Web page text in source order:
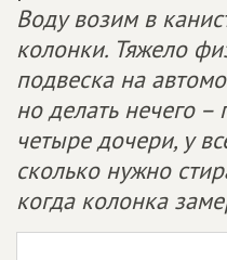
Воду возим в
колонки. Тяжело
подвеска на
но делать нечего –
четыре дочери, у
сколько нужно
когда колонка